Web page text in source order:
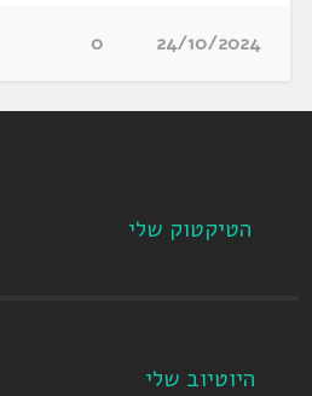
24/10/2024
0
הטיקטוק שלי
היוטיוב שלי